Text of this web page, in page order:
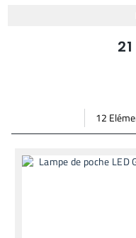
21
Mode vignette
Mode bande
Par
page